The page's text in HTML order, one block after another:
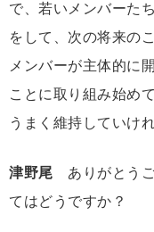
で、若いメンバーた
をして、次の将来の
メンバーが主体的に
ことに取り組み始め
うまく維持していけ
津野尾 ありがとう
てはどうですか？